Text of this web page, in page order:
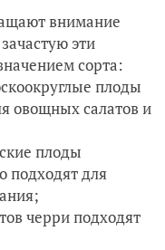
внимание
эти
сорта:
плоды
овощных салатов и
плоды
подходят для
черри подходят